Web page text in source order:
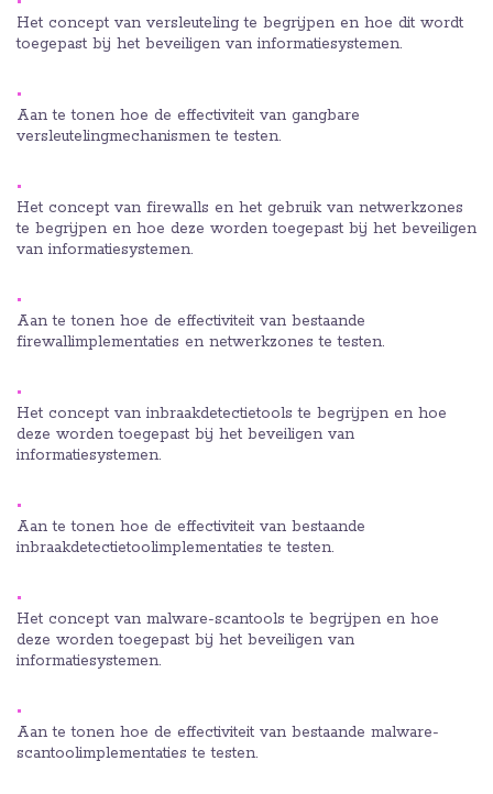
Het concept van versleuteling te begrijpen en hoe dit wordt
toegepast bij het beveiligen van informatiesystemen.
Aan te tonen hoe de effectiviteit van gangbare
versleutelingmechanismen te testen.
Het concept van firewalls en het gebruik van netwerkzones
te begrijpen en hoe deze worden toegepast bij het beveiligen
van informatiesystemen.
Aan te tonen hoe de effectiviteit van bestaande
firewallimplementaties en netwerkzones te testen.
Het concept van inbraakdetectietools te begrijpen en hoe
deze worden toegepast bij het beveiligen van
informatiesystemen.
Aan te tonen hoe de effectiviteit van bestaande
inbraakdetectietoolimplementaties te testen.
Het concept van malware-scantools te begrijpen en hoe
deze worden toegepast bij het beveiligen van
informatiesystemen.
Aan te tonen hoe de effectiviteit van bestaande malware-
scantoolimplementaties te testen.